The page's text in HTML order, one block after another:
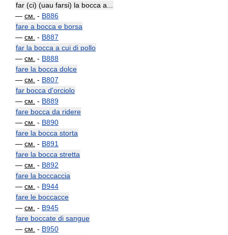
far (ci) (uau farsi) la bocca a...
— см. - B886
fare a bocca e borsa
— см. - B887
far la bocca a cui di pollo
— см. - B888
fare la bocca dolce
— см. - B807
far bocca d'orciolo
— см. - B889
fare bocca da ridere
— см. - B890
fare la bocca storta
— см. - B891
fare la bocca stretta
— см. - B892
fare la boccaccia
— см. - B944
fare le boccacce
— см. - B945
fare boccate di sangue
— см. - B950